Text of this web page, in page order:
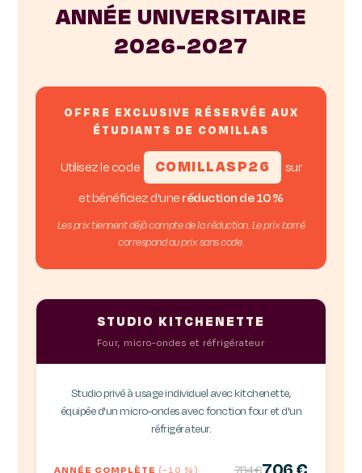
ANNÉE UNIVERSITAIRE
2026-2027
OFFRE EXCLUSIVE RÉSERVÉE AUX
ÉTUDIANTS DE COMILLAS
Utilisez le code COMILLASP26
sur
et bénéficiez d'uneréduction de 10 %
Les prix tiennent déjà compte de la réduction. Le prix barré
correspond au prix sans code.
STUDIO KITCHENETTE
Four, micro-ondes et réfrigérateur
Studio privé à usage individuel avec kitchenette,
équipée d'un micro-ondes avec fonction four et d'un
réfrigérateur.
ANNÉE COMPLÈTE(-10 %) 784 €